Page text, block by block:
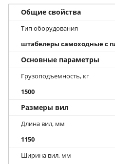
Общие свойства
Тип оборудования
штабелеры самоходные с
Основные параметры
Грузоподъемность, кг
1500
Размеры вил
Длина вил, мм
1150
Ширина вил, мм